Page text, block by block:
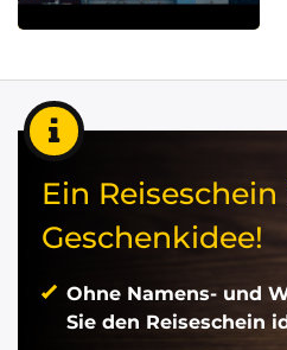
Ein
Geschenkidee!
Ohne Namens- und
Sie den Reiseschein